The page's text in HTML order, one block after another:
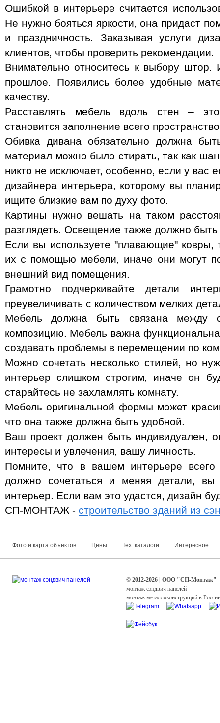
Ошибкой в интерьере считается
Не нужно бояться яркости, она придаст
и праздничность. Заказывая услуги
клиентов, чтобы проверить рекомендации.
Внимательно относитесь к выбору штор.
прошлое. Появились более удобные
качеству.
Расставлять мебель вдоль стен –
становится заполнение всего
Обивка дивана обязательно должна
материал можно было стирать, так как
никто не исключает, особенно, если у вас
дизайнера интерьера, которому вы
ищите близкие вам по духу фото.
Картины нужно вешать на таком
разглядеть. Освещение также должно
Если вы используете "плавающие" ковры,
их с помощью мебели, иначе они могут
внешний вид помещения.
Грамотно подчеркивайте детали
преувеличивать с количеством мелких
Мебель должна быть связана между
композицию. Мебель важна
создавать проблемы в перемещении по
Можно сочетать несколько стилей, но
интерьер слишком строгим, иначе он
старайтесь не захламлять комнату.
Мебель оригинальной формы может
что она также должна быть удобной.
Ваш проект должен быть индивидуален,
интересы и увлечения, вашу личность.
Помните, что в вашем интерьере
должно сочетаться и меняя детали,
интерьер. Если вам это удастся, дизайн
СП-МОНТАЖ - строительство зданий из
Фото и карта объектов Цены Тех. каталоги Интересное
© 2012-2026 | ООО "СП-Монтаж"
монтаж сэндвич панелей
монтаж металлоконструкций в России